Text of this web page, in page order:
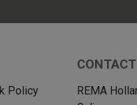
Policy
CONTACT
REMA